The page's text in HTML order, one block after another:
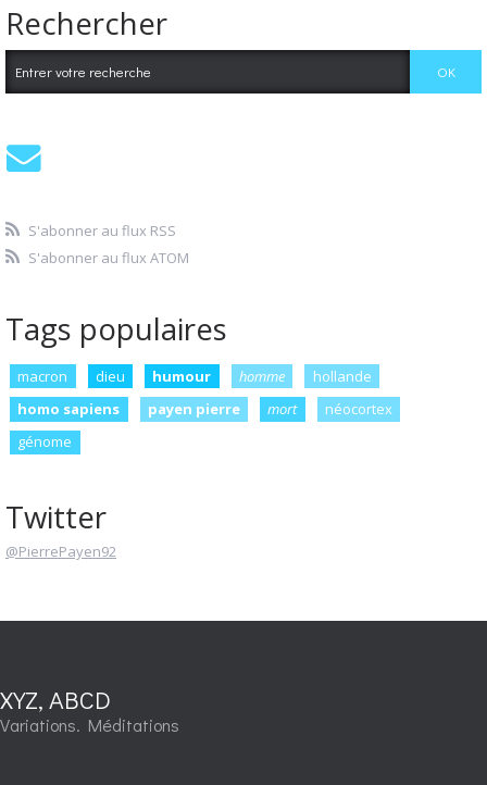
Rechercher
S'abonner au flux RSS
S'abonner au flux ATOM
Tags populaires
macron dieu humour homme
hollande
homo sapiens
payen pierre mort
néocortex
génome
Twitter
@PierrePayen92
XYZ, ABCD
Variations. Méditations